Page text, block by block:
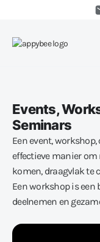
Events,
Seminars
Een event,
effectieve manier
komen, draagvlak te
Een workshop is
deelnemen en